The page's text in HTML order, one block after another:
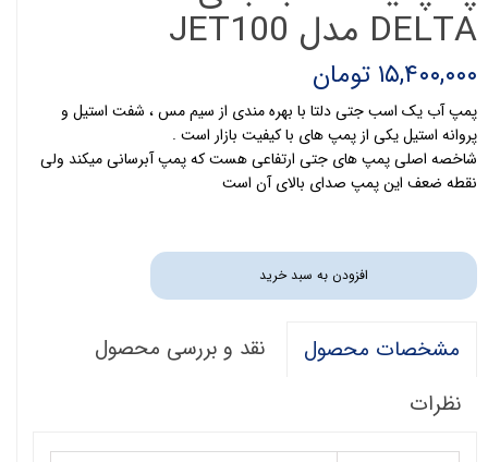
DELTA مدل JET100
۱۵,۴۰۰,۰۰۰ تومان
پمپ آب یک اسب جتی دلتا با بهره مندی از سیم مس ، شفت استیل و
پروانه استیل یکی از پمپ های با کیفیت بازار است .
شاخصه اصلی پمپ های جتی ارتفاعی هست که پمپ آبرسانی میکند ولی
نقطه ضعف این پمپ صدای بالای آن است
افزودن به سبد خرید
مشخصات محصول
نقد و بررسی محصول
نظرات